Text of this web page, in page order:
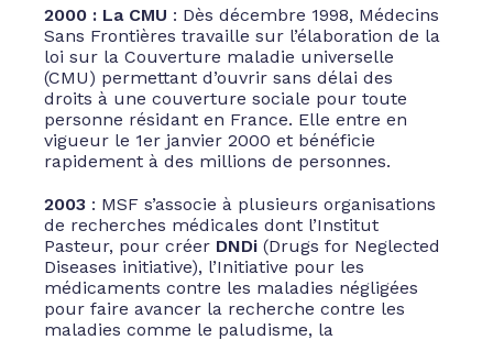
2000 : La CMU : Dès décembre 1998, Médecins
Sans Frontières travaille sur l’élaboration de la
loi sur la Couverture maladie universelle
(CMU) permettant d’ouvrir sans délai des
droits à une couverture sociale pour toute
personne résidant en France. Elle entre en
vigueur le 1er janvier 2000 et bénéficie
rapidement à des millions de personnes.
2003 : MSF s’associe à plusieurs organisations
de recherches médicales dont l’Institut
Pasteur, pour créer DNDi (Drugs for Neglected
Diseases initiative), l’Initiative pour les
médicaments contre les maladies négligées
pour faire avancer la recherche contre les
maladies comme le paludisme, la